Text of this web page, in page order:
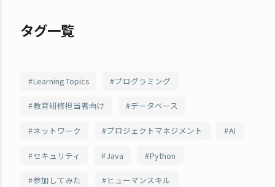
タグ一覧
Learning Topics プログラミング
教育研修担当者向け データベース
ネットワーク プロジェクトマネジメント AI
セキュリティ Java Python
参加してみた ヒューマンスキル